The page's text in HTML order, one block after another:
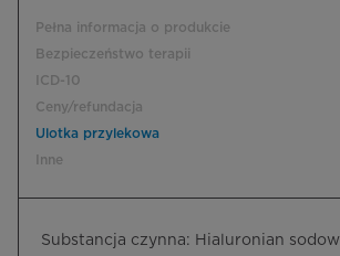
Pełna informacja o produkcie
Bezpieczeństwo terapii
ICD-10
Ceny/refundacja
Ulotka przylekowa
Inne
Substancja czynna: Hialuronian